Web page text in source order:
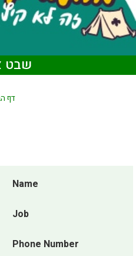
שבט
דף
Name
Job
Phone Number